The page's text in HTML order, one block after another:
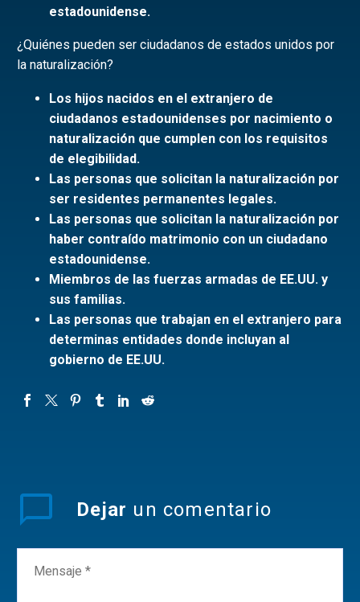
estadounidense.
¿Quiénes pueden ser ciudadanos de estados unidos por
la naturalización?
Los hijos nacidos en el extranjero de
ciudadanos estadounidenses por nacimiento o
naturalización que cumplen con los requisitos
de elegibilidad.
Las personas que solicitan la naturalización por
ser residentes permanentes legales.
Las personas que solicitan la naturalización por
haber contraído matrimonio con un ciudadano
estadounidense.
Miembros de las fuerzas armadas de EE.UU. y
sus familias.
Las personas que trabajan en el extranjero para
determinas entidades donde incluyan al
gobierno de EE.UU.
Dejar un comentario